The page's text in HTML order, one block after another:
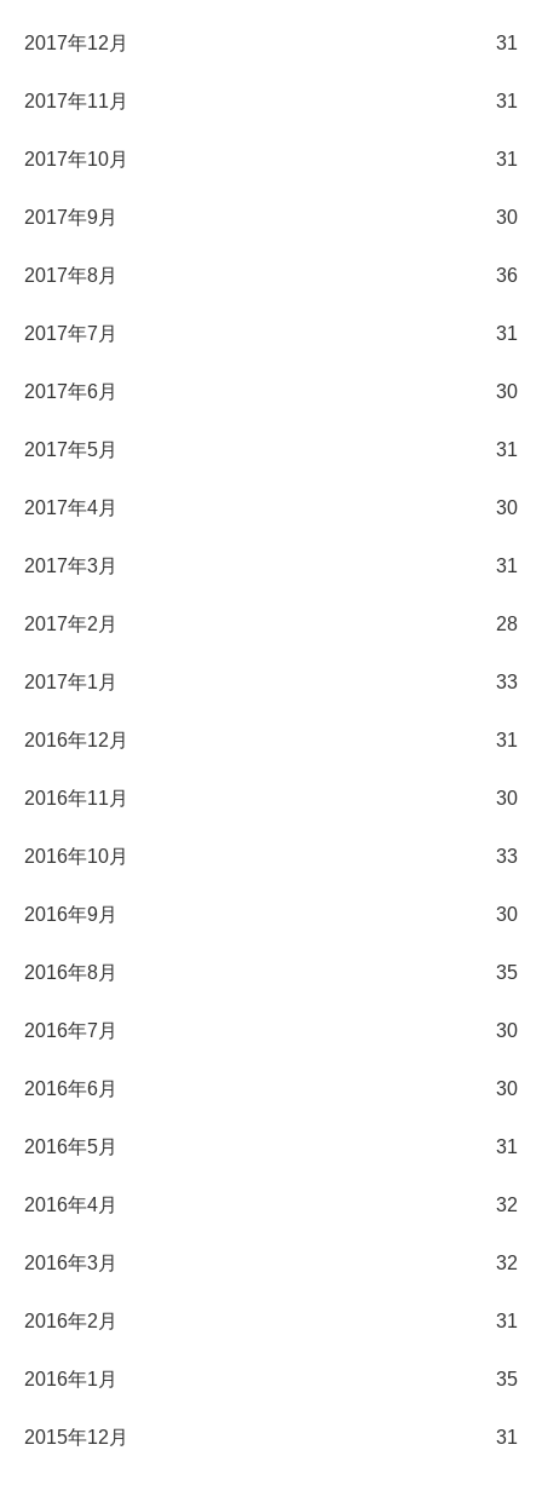
2017年12月 31
2017年11月 31
2017年10月 31
2017年9月 30
2017年8月 36
2017年7月 31
2017年6月 30
2017年5月 31
2017年4月 30
2017年3月 31
2017年2月 28
2017年1月 33
2016年12月 31
2016年11月 30
2016年10月 33
2016年9月 30
2016年8月 35
2016年7月 30
2016年6月 30
2016年5月 31
2016年4月 32
2016年3月 32
2016年2月 31
2016年1月 35
2015年12月 31